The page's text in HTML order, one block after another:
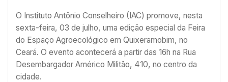
O Instituto Antônio Conselheiro (IAC) promove, nesta
sexta-feira, 03 de julho, uma edição especial da Feira
do Espaço Agroecológico em Quixeramobim, no
Ceará. O evento acontecerá a partir das 16h na Rua
Desembargador Américo Militão, 410, no centro da
cidade.